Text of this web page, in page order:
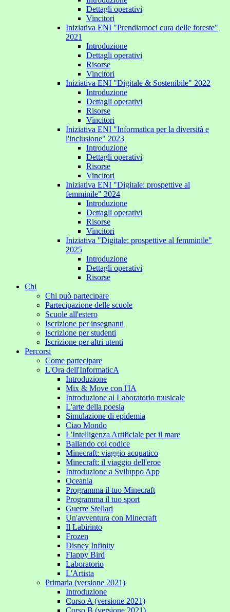
Dettagli operativi
Vincitori
Iniziativa ENI "Prendiamoci cura delle foreste"
2021
Introduzione
Dettagli operativi
Risorse
Vincitori
Iniziativa ENI "Digitale & Sostenibile" 2022
Introduzione
Dettagli operativi
Risorse
Vincitori
Iniziativa ENI "Informatica per la diversità e
l'inclusione" 2023
Introduzione
Dettagli operativi
Risorse
Vincitori
Iniziativa ENI "Digitale: prospettive al
femminile" 2024
Introduzione
Dettagli operativi
Risorse
Vincitori
Iniziativa "Digitale: prospettive al femminile"
2025
Introduzione
Dettagli operativi
Risorse
Chi
Chi può partecipare
Partecipazione delle scuole
Scuole all'estero
Iscrizione per insegnanti
Iscrizione per studenti
Iscrizione per altri utenti
Percorsi
Come partecipare
L'Ora dell'InformaticA
Introduzione
Mix & Move con l'IA
Introduzione al Laboratorio musicale
L'arte della poesia
Simulazione di epidemia
Ciao Mondo
L'Intelligenza Artificiale per il mare
Ballando col codice
Minecraft: viaggio acquatico
Minecraft: il viaggio dell'eroe
Introduzione a Sviluppo App
Oceania
Programma il tuo Minecraft
Programma il tuo sport
Guerre Stellari
Un'avventura con Minecraft
Il Labirinto
Frozen
Disney Infinity
Flappy Bird
Laboratorio
L'Artista
Primaria (versione 2021)
Introduzione
Corso A (versione 2021)
Corso B (versione 2021)